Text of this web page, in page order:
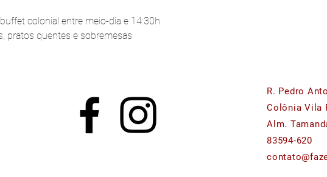
colonial entre meio-dia e 14:30h
pratos quentes e sobremesas
R. Pedro
Colônia Vila
Alm.
83594-620